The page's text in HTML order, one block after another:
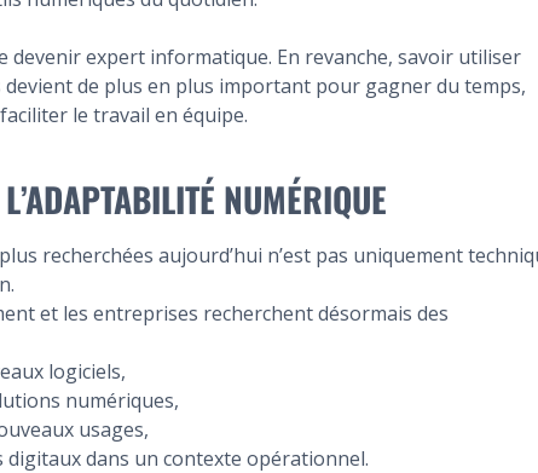
devenir expert informatique. En revanche, savoir utiliser
de plus en plus important pour gagner du temps,
le travail en équipe.
NUMÉRIQUE
recherchées aujourd’hui n’est pas uniquement
et les entreprises recherchent désormais des
logiciels,
numériques,
usages,
digitaux dans un contexte opérationnel.